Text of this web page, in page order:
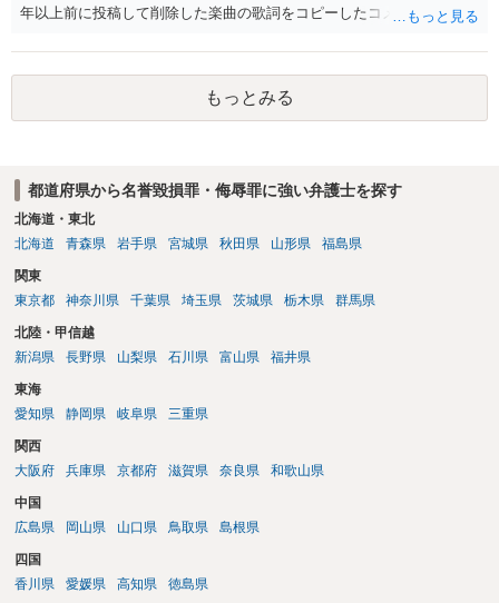
年以上前に投稿して削除した楽曲の歌詞をコピーしたコメント」とい
毀損の可能性がありますが、それ以外の意味であれば回答は変わりま
す。 「私が学生時代にいじられていた」ことは、単にそれだけでは権
利侵害とは言い難いところです（いじめの事実をアウティングされ
た、といった意味であれば権利侵害性が出てくる可能性はあります
もっとみる
都道府県から名誉毀損罪・侮辱罪に強い弁護士を探す
北海道・東北
北海道
青森県 岩手県 宮城県 秋田県 山形県 福島県
関東
東京都
神奈川県 千葉県 埼玉県 茨城県 栃木県 群馬県
北陸・甲信越
新潟県
長野県 山梨県 石川県 富山県 福井県
東海
愛知県
静岡県 岐阜県 三重県
関西
大阪府
兵庫県 京都府 滋賀県 奈良県 和歌山県
中国
広島県
岡山県 山口県 鳥取県 島根県
四国
香川県
愛媛県 高知県 徳島県